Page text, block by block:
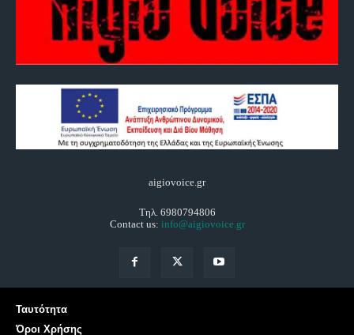
aigiovoice.gr
Τηλ. 6980794806
Contact us: info@aigiovoice.gr
Ταυτότητα
Όροι Χρήσης